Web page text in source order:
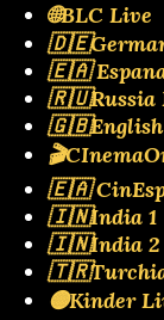
🌐BLC Live
🇪🇦
🇷🇺Russia
🇬🇧English
🇪🇦
🇮🇳India 1
🇮🇳India 2
🟡Kinder